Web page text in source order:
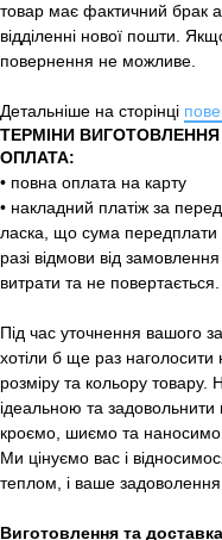
товар має фактичний брак
відділенні нової пошти.
повернення не можливе.
Детальніше на сторінці
ТЕРМІНИ
ОПЛАТА:
• повна оплата на карту
• накладний платіж за
ласка, що сума передплати
разі відмови від
витрати та не повертається.
Під час уточнення
хотіли б ще раз наголосити
розміру та кольору
ідеальною та
кроємо, шиємо та наносимо
Ми цінуємо вас і
теплом, і ваше
Виготовлення та